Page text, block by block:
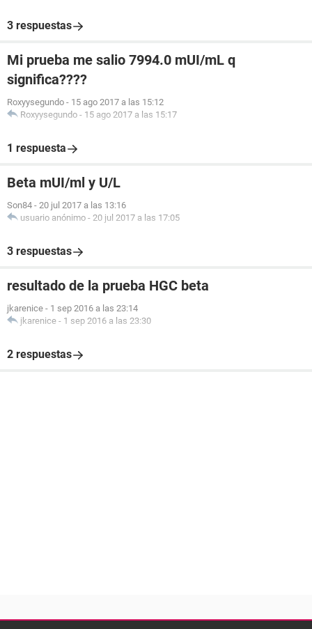
3 respuestas
Mi prueba me salio 7994.0 mUI/mL q
significa????
Roxyysegundo - 15 ago 2017 a las 15:12
Roxyysegundo - 15 ago 2017 a las 15:17
1 respuesta
Beta mUI/ml y U/L
Son84 - 20 jul 2017 a las 13:16
usuario anónimo - 20 jul 2017 a las 17:05
3 respuestas
resultado de la prueba HGC beta
jkarenice - 1 sep 2016 a las 23:14
jkarenice - 1 sep 2016 a las 23:30
2 respuestas